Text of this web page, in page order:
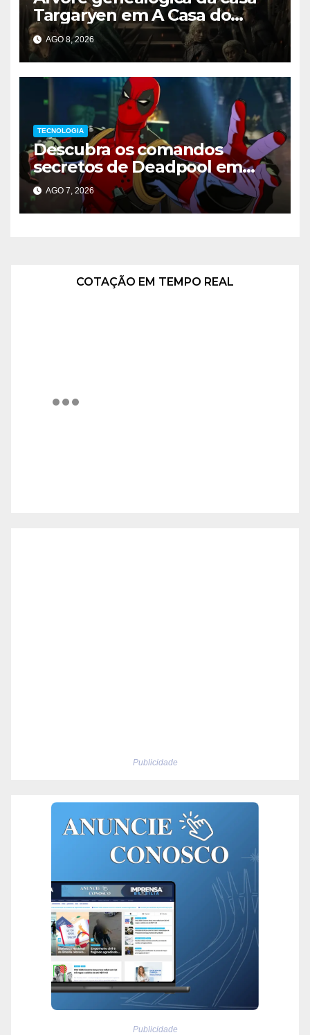
Targaryen em A Casa do
Dragão
AGO 8, 2026
TECNOLOGIA
Descubra os comandos
secretos de Deadpool em
Marvel Tokon
AGO 7, 2026
COTAÇÃO EM TEMPO REAL
Publicidade
Publicidade